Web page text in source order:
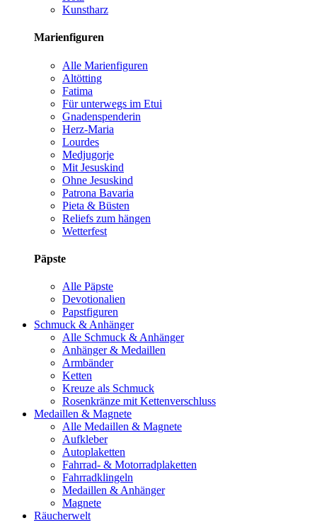
Kunstharz
Marienfiguren
Alle Marienfiguren
Altötting
Fatima
Für unterwegs im Etui
Gnadenspenderin
Herz-Maria
Lourdes
Medjugorje
Mit Jesuskind
Ohne Jesuskind
Patrona Bavaria
Pieta & Büsten
Reliefs zum hängen
Wetterfest
Päpste
Alle Päpste
Devotionalien
Papstfiguren
Schmuck & Anhänger
Alle Schmuck & Anhänger
Anhänger & Medaillen
Armbänder
Ketten
Kreuze als Schmuck
Rosenkränze mit Kettenverschluss
Medaillen & Magnete
Alle Medaillen & Magnete
Aufkleber
Autoplaketten
Fahrrad- & Motorradplaketten
Fahrradklingeln
Medaillen & Anhänger
Magnete
Räucherwelt